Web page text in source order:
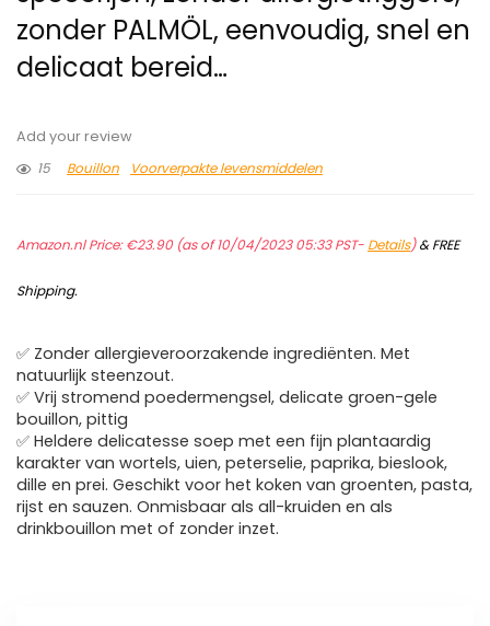
zonder PALMÖL, eenvoudig, snel en
delicaat bereid…
Add your review
15
Bouillon Voorverpakte levensmiddelen
Amazon.nl Price:€23.90(as of 10/04/2023 05:33 PST- Details)&FREE
Shipping.
✅ Zonder allergieveroorzakende ingrediënten. Met
natuurlijk steenzout.
✅ Vrij stromend poedermengsel, delicate groen-gele
bouillon, pittig
✅ Heldere delicatesse soep met een fijn plantaardig
karakter van wortels, uien, peterselie, paprika, bieslook,
dille en prei. Geschikt voor het koken van groenten, pasta,
rijst en sauzen. Onmisbaar als all-kruiden en als
drinkbouillon met of zonder inzet.